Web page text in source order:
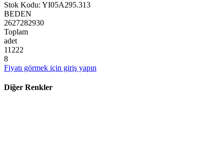
Stok Kodu: YI05A295.313
BEDEN
2627282930
Toplam
adet
11 222
8
Fiyatı görmek için giriş yapın
Diğer Renkler